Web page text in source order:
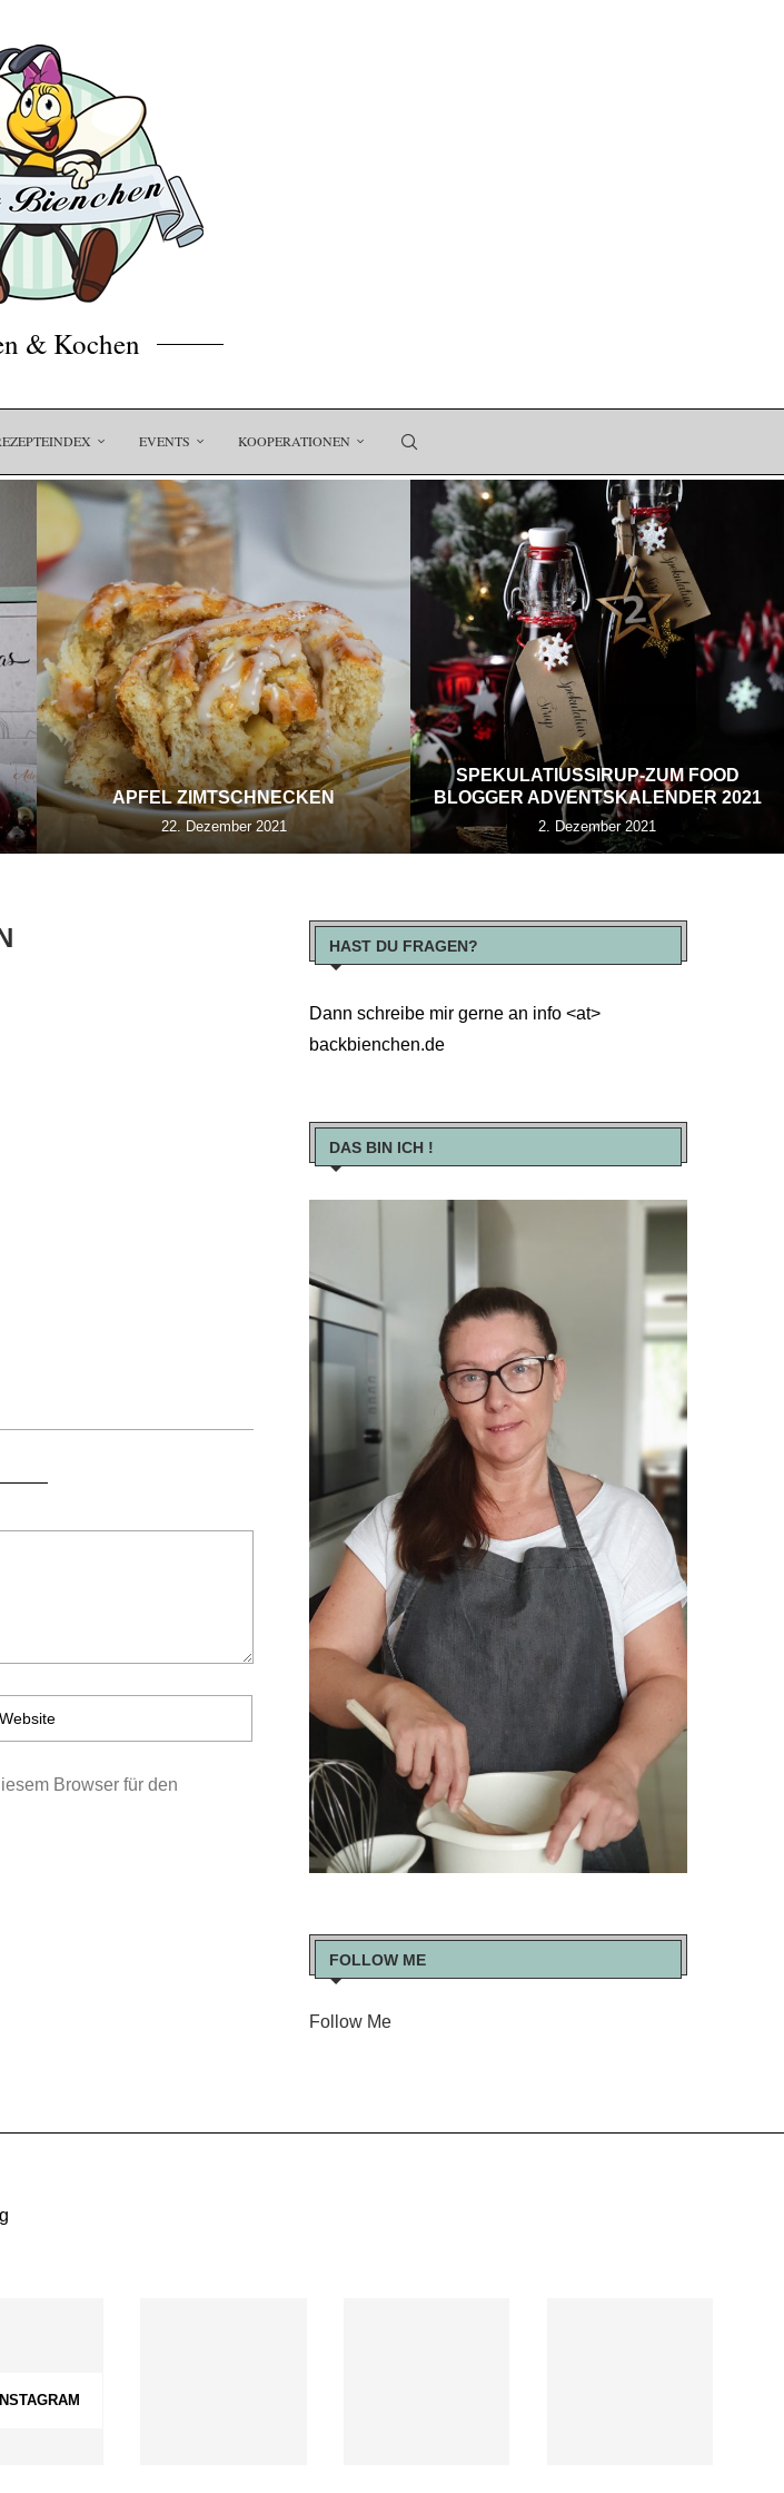
& Kochen
EVENTS KOOPERATIONEN
APFEL ZIMTSCHNECKEN
22. Dezember 2021
SPEKULATIUSSIRUP-ZUM FOOD
BLOGGER ADVENTSKALENDER 2021
2. Dezember 2021
Browser für den
HAST DU FRAGEN?
Dann schreibe mir gerne an info <at>
backbienchen.de
DAS BIN ICH !
FOLLOW ME
Follow Me